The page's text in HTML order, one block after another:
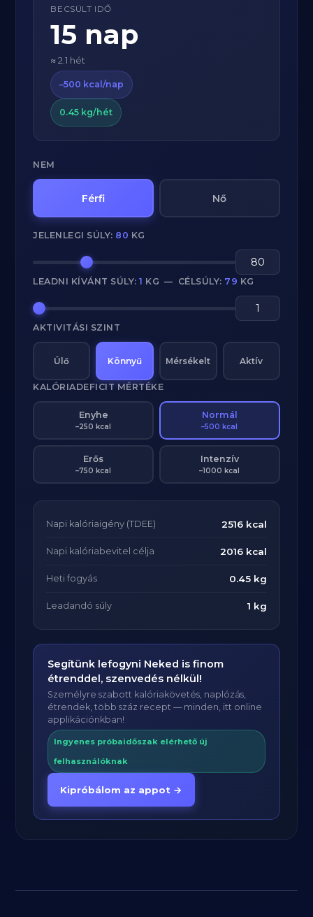
BECSÜLT IDŐ
15 nap
≈ 2.1 hét
–500 kcal/nap
0.45 kg/hét
NEM
Férfi Nő
JELENLEGI SÚLY: 80 KG
LEADNI KÍVÁNT SÚLY:1 KG — CÉLSÚLY: 79 KG
AKTIVITÁSI SZINT
Ülő Könnyű Mérsékelt Aktív
KALÓRIADEFICIT MÉRTÉKE
Enyhe
–250 kcal
Normál
–500 kcal
Erős
–750 kcal
Intenzív
–1000 kcal
Napi kalóriaigény (TDEE) 2516 kcal
Napi kalóriabevitel célja 2016 kcal
Heti fogyás 0.45 kg
Leadandó súly 1 kg
Segítünk lefogyni Neked is finom
étrenddel, szenvedés nélkül!
Személyre szabott kalóriakövetés, naplózás,
étrendek, több száz recept — minden, itt online
applikációnkban!
Ingyenes próbaidőszak elérhető új
felhasználóknak
Kipróbálom az appot →